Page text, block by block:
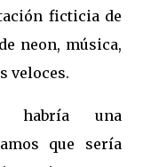
ficticia de
neon, música,
veloces.
habría una
que sería